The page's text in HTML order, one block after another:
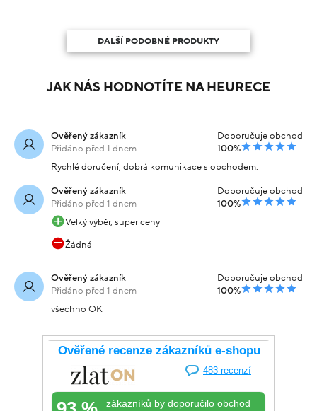
DALŠÍ PODOBNÉ PRODUKTY
JAK NÁS HODNOTÍTE NA HEURECE
Ověřený zákazník
Přidáno před 1 dnem
Doporučuje obchod
100%
Rychlé doručení, dobrá komunikace s obchodem.
Ověřený zákazník
Přidáno před 1 dnem
Doporučuje obchod
100%
Velký výběr, super ceny
Žádná
Ověřený zákazník
Přidáno před 1 dnem
Doporučuje obchod
100%
všechno OK